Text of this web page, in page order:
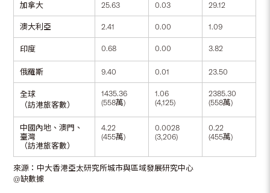
加拿大 25.63 0.03 29.12
澳大利亞 2.41 0.00 1.09
印度 0.68 0.00 3.82
俄羅斯 9.40 0.01 23.50
全球
（訪港旅客數）
1435.36
(558萬)
1.06
(4,125)
2385.30
(558萬)
中國內地、澳門、
臺灣
（訪港旅客數）
4.22
(455萬)
0.0028
(3,206)
0.22
(455萬)
來源：中大香港亞太研究所城市與區域發展研究中心
@缺數據